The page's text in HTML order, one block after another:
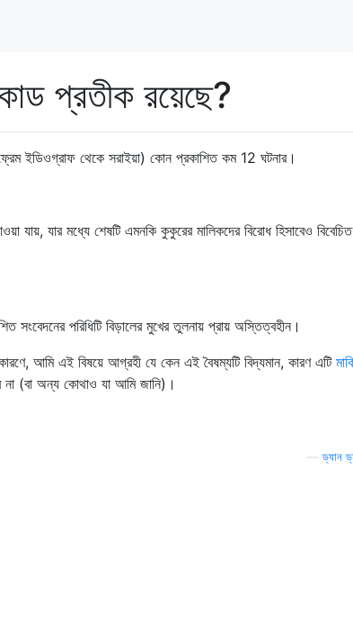
প্রতীক রয়েছে?
ইডিওগ্রাফ থেকে সরাইয়া) কোন প্রকাশিত কম 12 ঘটনার।
যায়, যার মধ্যে শেষটি এমনকি কুকুরের মালিকদের বিরোধ হিসাবেও
পরিধিটি বিড়ালের মুখের তুলনায় প্রায় অস্তিত্বহীন।
আমি এই বিষয়ে আগ্রহী যে কেন এই বৈষম্যটি বিদ্যমান, কারণ এটি
না (বা অন্য কোথাও যা আমি জানি)।
—ড্যান